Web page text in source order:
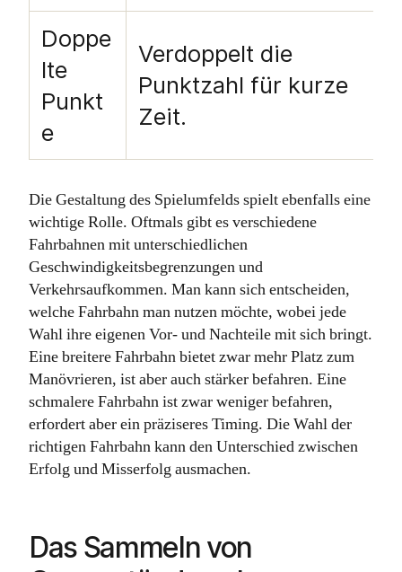
Doppe
lte
Punkt
e
Verdoppelt die
Punktzahl für kurze
Zeit.
Die Gestaltung des Spielumfelds spielt ebenfalls eine
wichtige Rolle. Oftmals gibt es verschiedene
Fahrbahnen mit unterschiedlichen
Geschwindigkeitsbegrenzungen und
Verkehrsaufkommen. Man kann sich entscheiden,
welche Fahrbahn man nutzen möchte, wobei jede
Wahl ihre eigenen Vor- und Nachteile mit sich bringt.
Eine breitere Fahrbahn bietet zwar mehr Platz zum
Manövrieren, ist aber auch stärker befahren. Eine
schmalere Fahrbahn ist zwar weniger befahren,
erfordert aber ein präziseres Timing. Die Wahl der
richtigen Fahrbahn kann den Unterschied zwischen
Erfolg und Misserfolg ausmachen.
Das Sammeln von